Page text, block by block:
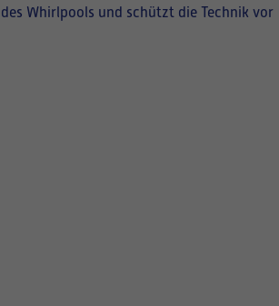
Whirlpools und schützt die Technik vor